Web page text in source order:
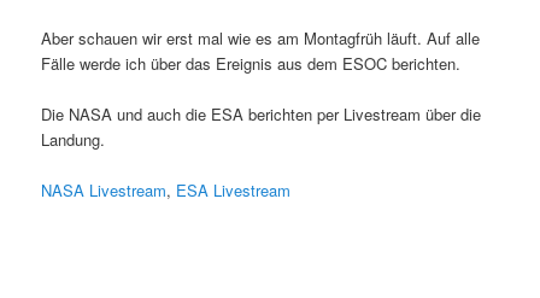
Aber schauen wir erst mal wie es am Montagfrüh läuft. Auf alle
Fälle werde ich über das Ereignis aus dem ESOC berichten.
Die NASA und auch die ESA berichten per Livestream über die
Landung.
NASA Livestream, ESA Livestream